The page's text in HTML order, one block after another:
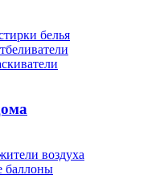
белья
воздуха
баллоны